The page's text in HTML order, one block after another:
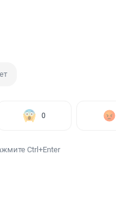
0
Ctrl+Enter